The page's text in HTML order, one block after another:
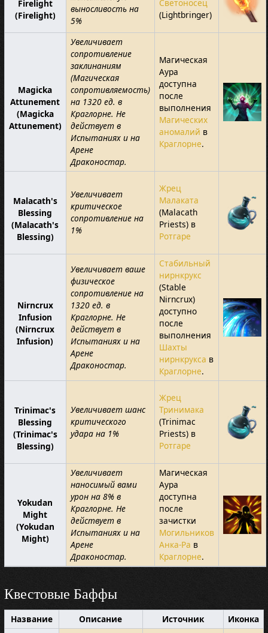
Firelight
(Firelight)
выносливость на
5%
Светоносец
(Lightbringer)
Magicka
Attunement
(Magicka
Attunement)
Увеличивает
сопротивление
заклинаниям
(Магическая
сопротивляемость)
на 1320 ед. в
Краглорне. Не
действует в
Испытаниях и на
Арене
Драконостар.
Магическая
Аура
доступна
после
выполнения
Магических
аномалий в
Краглорне.
Malacath's
Blessing
(Malacath's
Blessing)
Увеличивает
критическое
сопротивление на
1%
Жрец
Малаката
(Malacath
Priests) в
Ротгаре
Nirncrux
Infusion
(Nirncrux
Infusion)
Увеличивает ваше
физическое
сопротивление на
1320 ед. в
Краглорне. Не
действует в
Испытаниях и на
Арене
Драконостар.
Стабильный
нирнкрукс
(Stable
Nirncrux)
доступно
после
выполнения
Шахты
нирнкрукса в
Краглорне.
Trinimac's
Blessing
(Trinimac's
Blessing)
Увеличивает шанс
критического
удара на 1%
Жрец
Тринимака
(Trinimac
Priests) в
Ротгаре
Yokudan
Might
(Yokudan
Might)
Увеличивает
наносимый вами
урон на 8% в
Краглорне. Не
действует в
Испытаниях и на
Арене
Драконостар.
Магическая
Аура
доступна
после
зачистки
Могильников
Анка-Ра в
Краглорне.
Квестовые Баффы
Название Описание Источник Иконка